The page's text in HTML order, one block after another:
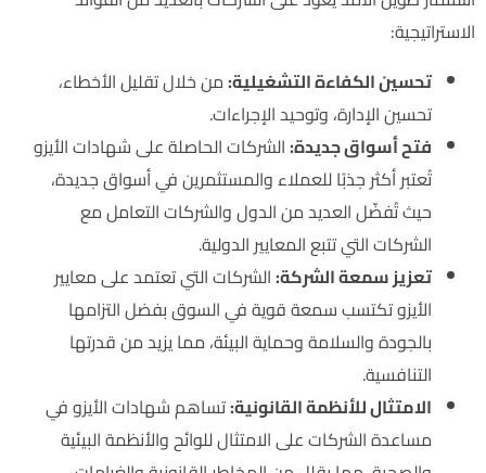
الاستراتيجية:
تحسين الكفاءة التشغيلية:من خلال تقليل الأخطاء،
تحسين الإدارة، وتوحيد الإجراءات.
فتح أسواق جديدة:الشركات الحاصلة على شهادات الأيزو
تُعتبر أكثر جذبًا للعملاء والمستثمرين في أسواق جديدة،
حيث تُفضّل العديد من الدول والشركات التعامل مع
الشركات التي تتبع المعايير الدولية.
تعزيز سمعة الشركة:الشركات التي تعتمد على معايير
الأيزو تكتسب سمعة قوية في السوق بفضل التزامها
بالجودة والسلامة وحماية البيئة، مما يزيد من قدرتها
التنافسية.
الامتثال للأنظمة القانونية:تساهم شهادات الأيزو في
مساعدة الشركات على الامتثال للوائح والأنظمة البيئية